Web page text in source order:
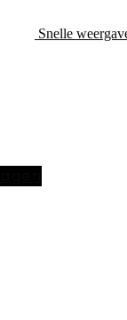
Snelle